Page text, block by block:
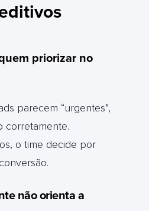
priorizar no
parecem “urgentes”,
corretamente.
o time decide por
não orienta a